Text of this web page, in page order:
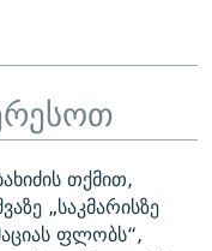
თქმით,
„საკმარისზე
ფლობს“,